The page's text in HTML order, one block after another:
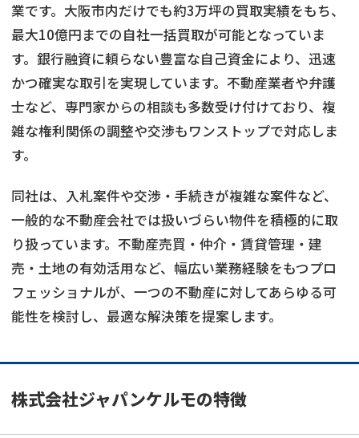
業です。大阪市内だけでも約3万坪の買取実績をもち、
最大10億円までの自社一括買取が可能となっていま
す。銀行融資に頼らない豊富な自己資金により、迅速
かつ確実な取引を実現しています。不動産業者や弁護
士など、専門家からの相談も多数受け付けており、複
雑な権利関係の調整や交渉もワンストップで対応しま
す。
同社は、入札案件や交渉・手続きが複雑な案件など、
一般的な不動産会社では扱いづらい物件を積極的に取
り扱っています。不動産売買・仲介・賃貸管理・建
売・土地の有効活用など、幅広い業務経験をもつプロ
フェッショナルが、一つの不動産に対してあらゆる可
能性を検討し、最適な解決策を提案します。
株式会社ジャパンケルモの特徴